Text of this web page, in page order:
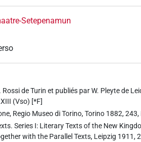
Setepenamun
de Turin et publiés par W. Pleyte de
(Vso) [*F]
Regio Museo di Torino, Torino 1882, 243,
Series I: Literary Texts of the New
with the Parallel Texts, Leipzig 1911,